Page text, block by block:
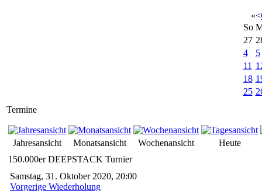
«<
So
27
4
5
11
18
25
Termine
Jahresansicht Monatsansicht Wochenansicht
Heute
150.000er DEEPSTACK Turnier
Samstag, 31. Oktober 2020, 20:00
Vorgerige Wiederholung